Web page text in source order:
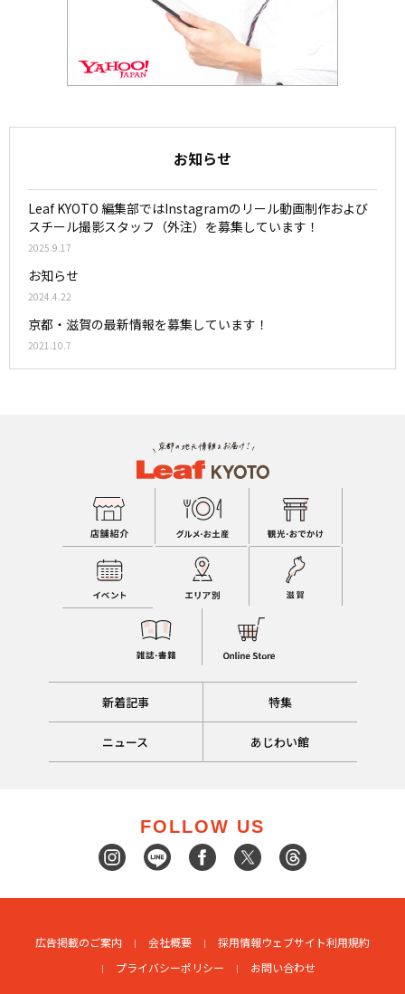
お知らせ
Leaf KYOTO 編集部ではInstagramのリール動画制作および
スチール撮影スタッフ（外注）を募集しています！
2025.9.17
お知らせ
2024.4.22
京都・滋賀の最新情報を募集しています！
2021.10.7
新着記事 特集
ニュース あじわい館
FOLLOW US
広告掲載のご案内 会社概要 採用情報ウェブサイト利用規約
プライバシーポリシー
お問い合わせ